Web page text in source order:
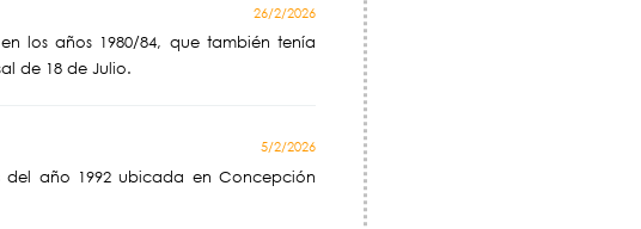
26/2/2026
los años 1980/84, que también tenía
de 18 de Julio.
5/2/2026
del año 1992 ubicada en Concepción